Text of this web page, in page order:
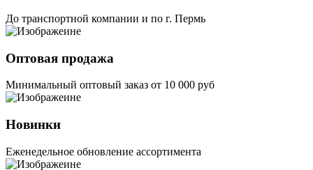
До транспортной компании и по г. Пермь
Оптовая продажа
Минимальный оптовый заказ от 10 000 руб
Новинки
Еженедельное обновление ассортимента